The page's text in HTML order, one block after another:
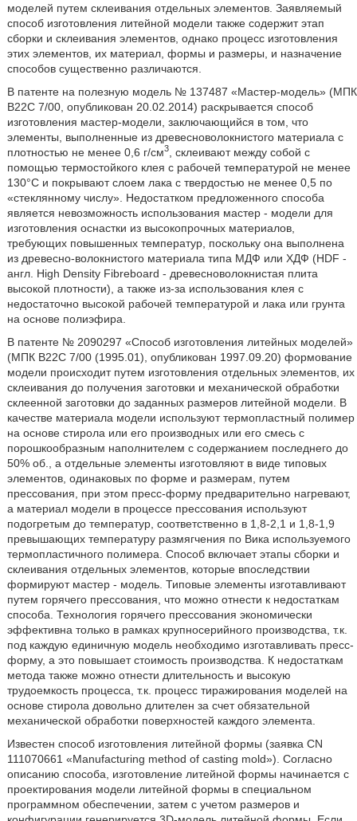
моделей путем склеивания отдельных элементов. Заявляемый
способ изготовления литейной модели также содержит этап
сборки и склеивания элементов, однако процесс изготовления
этих элементов, их материал, формы и размеры, и назначение
способов существенно различаются.
В патенте на полезную модель № 137487 «Мастер-модель» (МПК
В22С 7/00, опубликован 20.02.2014) раскрывается способ
изготовления мастер-модели, заключающийся в том, что
элементы, выполненные из древесноволокнистого материала с
плотностью не менее 0,6 г/см3, склеивают между собой с
помощью термостойкого клея с рабочей температурой не менее
130°C и покрывают слоем лака с твердостью не менее 0,5 по
«стеклянному числу». Недостатком предложенного способа
является невозможность использования мастер - модели для
изготовления оснастки из высокопрочных материалов,
требующих повышенных температур, поскольку она выполнена
из древесно-волокнистого материала типа МДФ или ХДФ (HDF -
англ. High Density Fibreboard - древесноволокнистая плита
высокой плотности), а также из-за использования клея с
недостаточно высокой рабочей температурой и лака или грунта
на основе полиэфира.
В патенте № 2090297 «Способ изготовления литейных моделей»
(МПК B22C 7/00 (1995.01), опубликован 1997.09.20) формование
модели происходит путем изготовления отдельных элементов, их
склеивания до получения заготовки и механической обработки
склеенной заготовки до заданных размеров литейной модели. В
качестве материала модели используют термопластный полимер
на основе стирола или его производных или его смесь с
порошкообразным наполнителем с содержанием последнего до
50% об., а отдельные элементы изготовляют в виде типовых
элементов, одинаковых по форме и размерам, путем
прессования, при этом пресс-форму предварительно нагревают,
а материал модели в процессе прессования используют
подогретым до температур, соответственно в 1,8-2,1 и 1,8-1,9
превышающих температуру размягчения по Вика используемого
термопластичного полимера. Способ включает этапы сборки и
склеивания отдельных элементов, которые впоследствии
формируют мастер - модель. Типовые элементы изготавливают
путем горячего прессования, что можно отнести к недостаткам
способа. Технология горячего прессования экономически
эффективна только в рамках крупносерийного производства, т.к.
под каждую единичную модель необходимо изготавливать пресс-
форму, а это повышает стоимость производства. К недостаткам
метода также можно отнести длительность и высокую
трудоемкость процесса, т.к. процесс тиражирования моделей на
основе стирола довольно длителен за счет обязательной
механической обработки поверхностей каждого элемента.
Известен способ изготовления литейной формы (заявка CN
111070661 «Manufacturing method of casting mold»). Согласно
описанию способа, изготовление литейной формы начинается с
проектирования модели литейной формы в специальном
программном обеспечении, затем с учетом размеров и